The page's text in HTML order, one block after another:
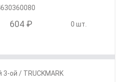
604 ₽ 0 шт.
ой / TRUCKMARK